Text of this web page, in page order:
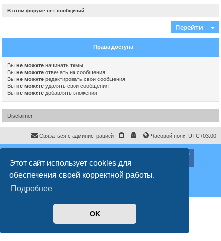
Этот сайт использует cookies для
обеспечения своей корректной работы.
Подробнее
OK
В этом форуме нет сообщений.
Перейти
Права доступа
Вы не можете начинать темы
Вы не можете отвечать на сообщения
Вы не можете редактировать свои сообщения
Вы не можете удалять свои сообщения
Вы не можете добавлять вложения
Disclaimer
Часовой пояс: UTC+03:00
Связаться с администрацией
Создано на основеphpBB® Forum Software © phpBB Limited
Русская поддержка phpBB
Конфиденциальность